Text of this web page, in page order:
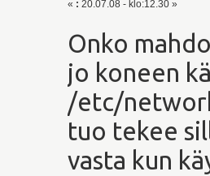
« : 20.07.08 - klo:12.30 »
Onko
jo koneen
/etc/
tuo tekee
vasta kun